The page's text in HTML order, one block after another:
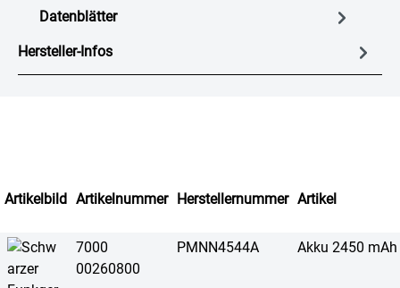
Datenblätter
Hersteller-Infos
Artikelbild Artikelnummer Herstellernummer Artikel
7000
00260800
PMNN4544A Akku 2450 mAh